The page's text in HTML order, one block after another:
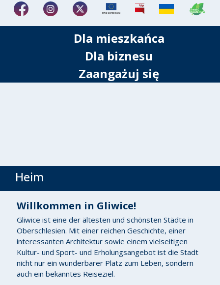
Dla mieszkańca
Dla biznesu
Zaangażuj się
Heim
Willkommen in Gliwice!
Gliwice ist eine der ältesten und schönsten Städte in
Oberschlesien. Mit einer reichen Geschichte, einer
interessanten Architektur sowie einem vielseitigen
Kultur- und Sport- und Erholungsangebot ist die Stadt
nicht nur ein wunderbarer Platz zum Leben, sondern
auch ein bekanntes Reiseziel.